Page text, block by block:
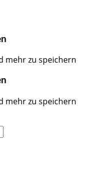
mehr zu speichern
mehr zu speichern